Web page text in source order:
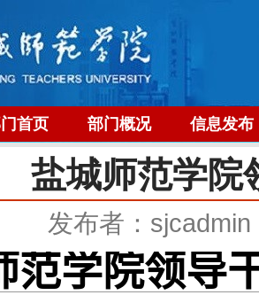
首页 部门概况 信息发布
盐城师范学院
发布者：sjcadmin
范学院领导